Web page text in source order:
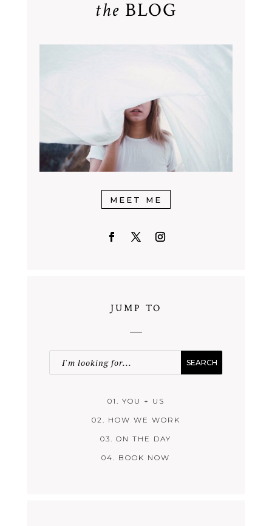
the BLOG
MEET ME
JUMP TO
01. YOU + US
02. HOW WE WORK
03. ON THE DAY
04. BOOK NOW